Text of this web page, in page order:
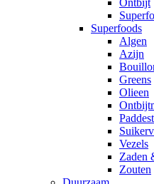
Ontbijt
Superfoods
Algen
Azijn
Greens
Olieen
Vezels
Zaden
Zouten